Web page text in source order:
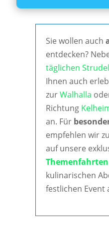
Sie wollen auch
entdecken?
täglichen
Ihnen auch
zurWalhalla
Richtung
an. Für
empfehlen wir
auf unsere
Themenfahrten
kulinarischen
festlichen Event